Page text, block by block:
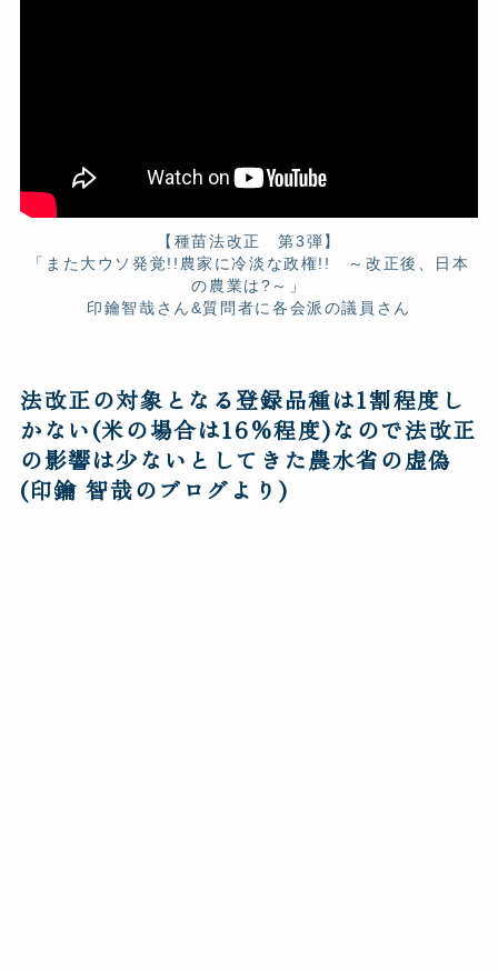
【種苗法改正 第3弾】
「また大ウソ発覚!!農家に冷淡な政権!! ～改正後、日本
の農業は?～」
印鑰智哉さん&質問者に各会派の議員さん
法改正の対象となる登録品種は1割程度し
かない(米の場合は16%程度)なので法改正
の影響は少ないとしてきた農水省の虚偽
(印鑰 智哉のブログより)